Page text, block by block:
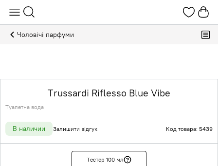
Чоловічі парфуми
Trussardi Riflesso Blue Vibe
Туалетна вода
В наличии Залишити відгук Код товара: 5439
Тестер 100 мл